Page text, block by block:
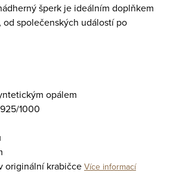
šperk je ideálním doplňkem
společenských událostí po
opálem
1000
originální krabičce Více informací